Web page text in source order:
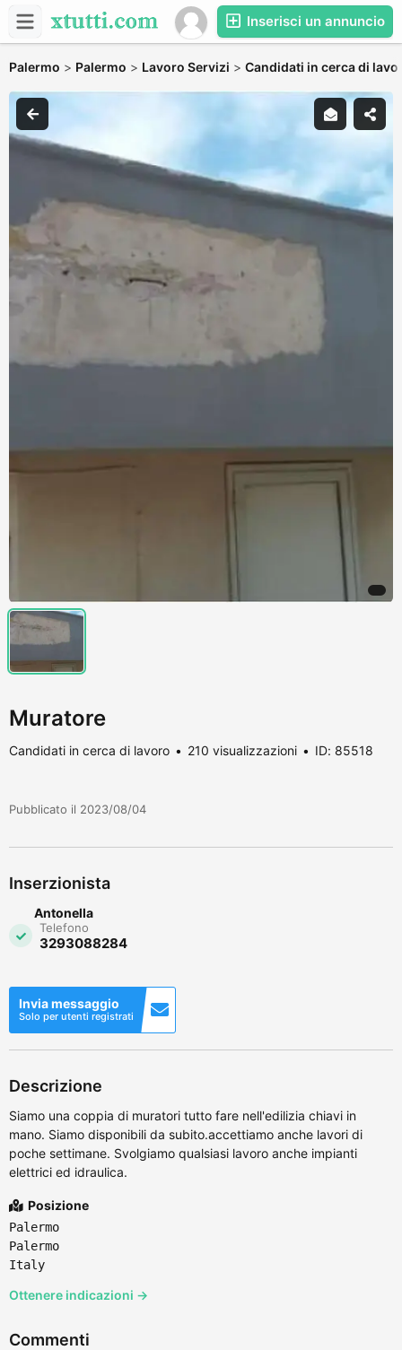
Inserisci un annuncio
Palermo > Palermo > Lavoro Servizi > Candidati in cerca di
Muratore
Candidati in cerca di lavoro 210 visualizzazioni ID: 85518
Pubblicato il 2023/08/04
Inserzionista
Antonella
Telefono
3293088284
Invia messaggio
Solo per utenti registrati
Descrizione
Siamo una coppia di muratori tutto fare nell'edilizia chiavi in
mano. Siamo disponibili da subito.accettiamo anche lavori di
poche settimane. Svolgiamo qualsiasi lavoro anche impianti
elettrici ed idraulica.
Posizione
Palermo
Palermo
Italy
Ottenere indicazioni →
Commenti